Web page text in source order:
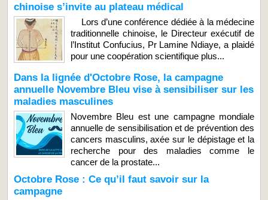
chinoise s’invite au plateau médical
Lors d’une conférence dédiée à la médecine
traditionnelle chinoise, le Directeur exécutif de
l’Institut Confucius, Pr Lamine Ndiaye, a plaidé
pour une coopération scientifique plus...
Dans la lignée d'Octobre Rose, la campagne
annuelle Novembre Bleu vise à sensibiliser sur les
maladies masculines
Novembre Bleu est une campagne mondiale
annuelle de sensibilisation et de prévention des
cancers masculins, axée sur le dépistage et la
recherche pour des maladies comme le
cancer de la prostate...
Octobre Rose : Ce qu’il faut savoir sur la
campagne